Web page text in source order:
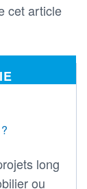
cet article
long
ou